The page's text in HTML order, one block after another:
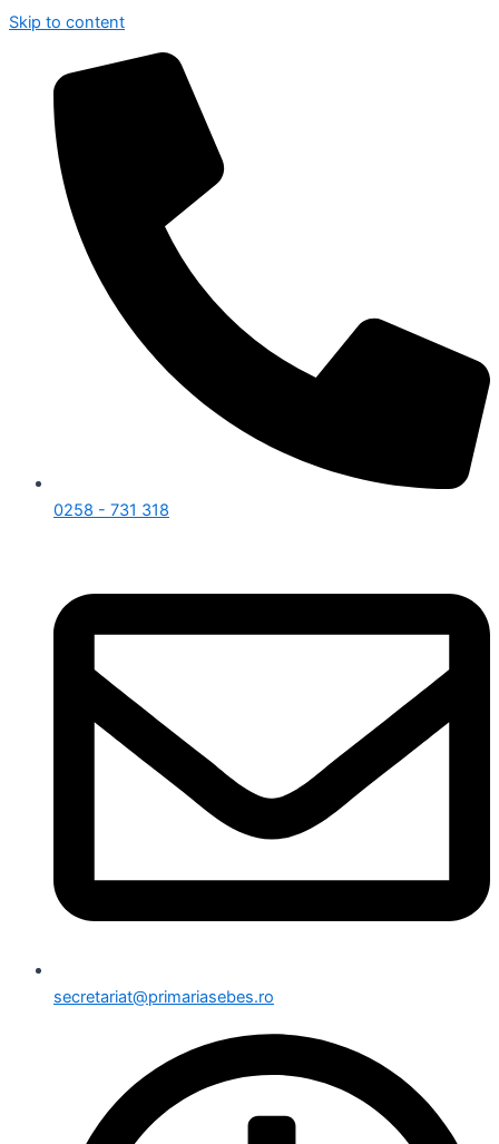
Skip to content
0258 - 731 318
secretariat@primariasebes.ro